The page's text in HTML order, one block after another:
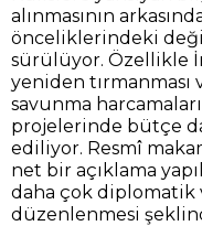
alınmasının
önceliklerindeki
sürülüyor. Özellikle
yeniden tırmanması
savunma
projelerinde bütçe
ediliyor. Resmî
net bir açıklama
daha çok diplomatik
düzenlenmesi